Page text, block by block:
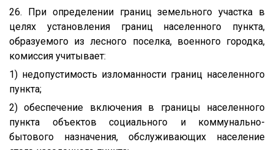
26. При определении границ земельного участка в
целях установления границ населенного пункта,
образуемого из лесного поселка, военного городка,
комиссия учитывает:
1) недопустимость изломанности границ населенного
пункта;
2) обеспечение включения в границы населенного
пункта объектов социального и коммунально-
бытового назначения, обслуживающих население